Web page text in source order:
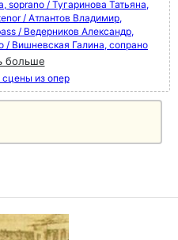
soprano / Тугаринова Татьяна,
/ Атлантов Владимир,
/ Ведерников Александр,
/ Вишневская Галина, сопрано
больше
сцены из опер